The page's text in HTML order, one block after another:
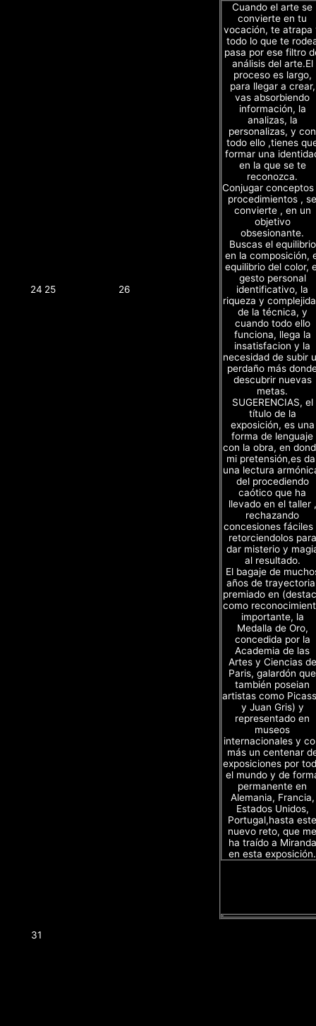
24 25 26
Cuando el arte se
convierte en tu
vocación, te atrapa
todo lo que te
pasa por ese filtro
análisis del arte.El
proceso es largo,
para llegar a crear,
vas absorbiendo
información, la
analizas, la
personalizas, y con
todo ello ,tienes
formar una
en la que se te
reconozca.
Conjugar
procedimientos , se
convierte , en un
objetivo
obsesionante.
Buscas el equilibrio
en la composición,
equilibrio del color,
gesto personal
identificativo, la
riqueza y
de la técnica, y
cuando todo ello
funciona, llega la
insatisfacion y la
necesidad de subir
perdaño más
descubrir nuevas
metas.
SUGERENCIAS, el
título de la
exposición, es una
forma de lenguaje
con la obra, en
mi pretensión,es
una lectura
del procediendo
caótico que ha
llevado en el taller ,
rechazando
concesiones fáciles
retorciendolos para
dar misterio y
al resultado.
El bagaje de
años de
premiado en
como
importante, la
Medalla de Oro,
concedida por la
Academia de las
Artes y Ciencias de
Paris, galardón que
también poseian
artistas como
y Juan Gris) y
representado en
museos
internacionales y
más un centenar
exposiciones por
el mundo y de
permanente en
Alemania, Francia,
Estados Unidos,
Portugal,hasta este
nuevo reto, que me
ha traído a Miranda
en esta exposición.
31